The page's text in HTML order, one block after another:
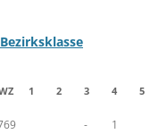
1 2 3 4 5
- 1